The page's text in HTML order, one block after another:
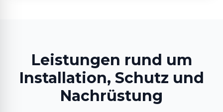
Leistungen rund um
Installation, Schutz und
Nachrüstung